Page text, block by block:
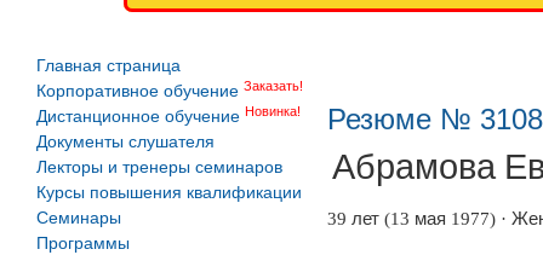
Главная страница
Корпоративное обучение Заказать!
Дистанционное обучение Новинка!
Документы слушателя
Лекторы и тренеры семинаров
Курсы повышения квалификации
Семинары
Программы
Резюме №
Абрамова
39 лет (13 мая 1977) ·